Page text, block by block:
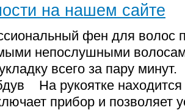
на нашем сайте
фен для волос
непослушными
всего за пару
На рукоятке
прибор и позволяет